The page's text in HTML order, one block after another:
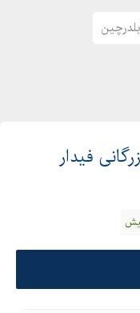
فیدار